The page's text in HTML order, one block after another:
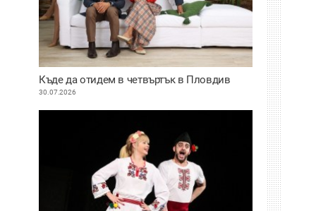
Къде да отидем в четвъртък в Пловдив
30.07.2026